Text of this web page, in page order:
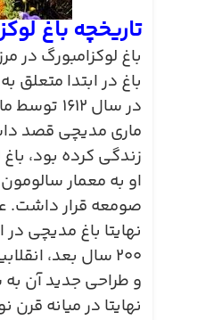
تاریخچه باغ
باغ لوکزامبورگ در
باغ در ابتدا
در سال ۱۶۱۲ توسط
ماری مدیچی قصد
زندگی کرده بود، باغ
او به معمار
صومعه قرار داشت.
نهایتا باغ مدیچی
۲۰۰ سال بعد،
و طراحی جدید آن
نهایتا در میانه